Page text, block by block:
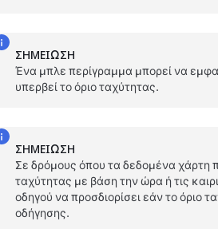
ΣΗΜΕΊΩΣΗ
Ένα μπλε περίγραμμα μπορεί να
υπερβεί το όριο ταχύτητας.
ΣΗΜΕΊΩΣΗ
Σε δρόμους όπου τα δεδομένα χάρτη
ταχύτητας με βάση την ώρα ή τις
οδηγού να προσδιορίσει εάν το όριο
οδήγησης.